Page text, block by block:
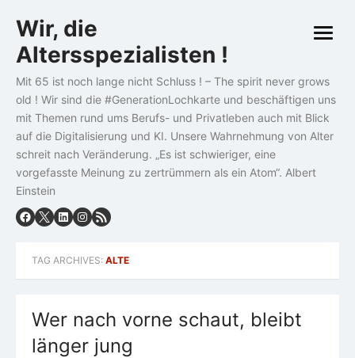
to
content
Wir, die
Altersspezialisten !
Mit 65 ist noch lange nicht Schluss ! – The spirit never grows
old ! Wir sind die #GenerationLochkarte und beschäftigen uns
mit Themen rund ums Berufs- und Privatleben auch mit Blick
auf die Digitalisierung und KI. Unsere Wahrnehmung von Alter
schreit nach Veränderung. „Es ist schwieriger, eine
vorgefasste Meinung zu zertrümmern als ein Atom“. Albert
Einstein
open
TAG ARCHIVES: ALTE
Wer nach vorne schaut, bleibt
länger jung